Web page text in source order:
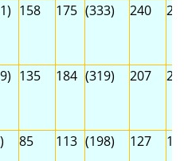
158 175 (333) 240
135 184 (319) 207
85 113 (198) 127